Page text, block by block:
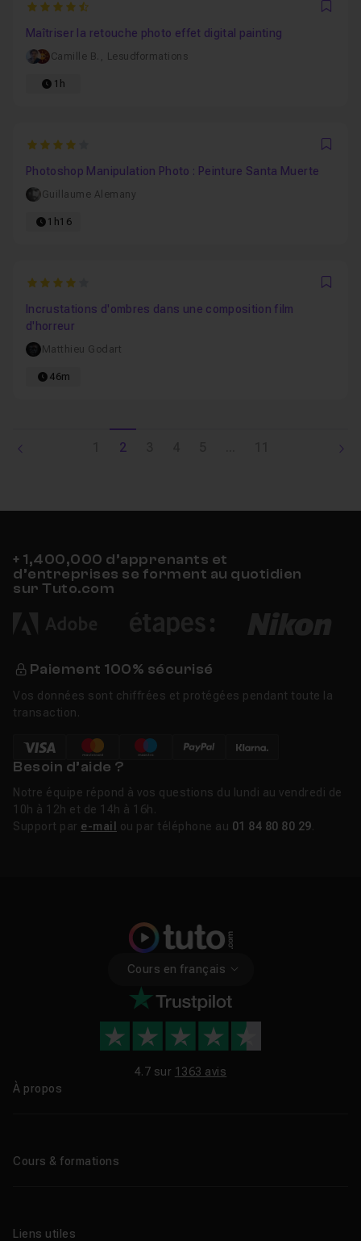
4.6666666666667
Maîtriser la retouche photo effet digital painting
Camille B. , Lesudformations
1h
4
Photoshop Manipulation Photo : Peinture Santa Muerte
Guillaume Alemany
1h16
4
Incrustations d'ombres dans une composition film
d'horreur
Matthieu Godart
46m
2
+ 1,400,000 d’apprenants et
d’entreprises se forment au quotidien
sur Tuto.com
Paiement 100% sécurisé
Vos données sont chiffrées et protégées pendant toute la
transaction.
Besoin d’aide ?
Notre équipe répond à vos questions du lundi au vendredi de
10h à 12h et de 14h à 16h.
Support par e-mail ou par téléphone au 01 84 80 80 29
Cours en français
4.7 sur 1363 avis
À propos
Cours & formations
Liens utiles